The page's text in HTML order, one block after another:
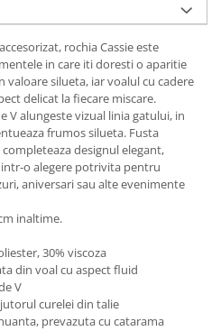
rochia Cassie este
in care iti doresti o aparitie
valoare silueta, iar voalul cu cadere
delicat la fiecare miscare.
V alungeste vizual linia gatului, in
frumos silueta. Fusta
designul elegant,
o alegere potrivita pentru
aniversari sau alte evenimente
inaltime.
30% viscoza
din voal cu aspect fluid
V
curelei din talie
prevazuta cu catarama